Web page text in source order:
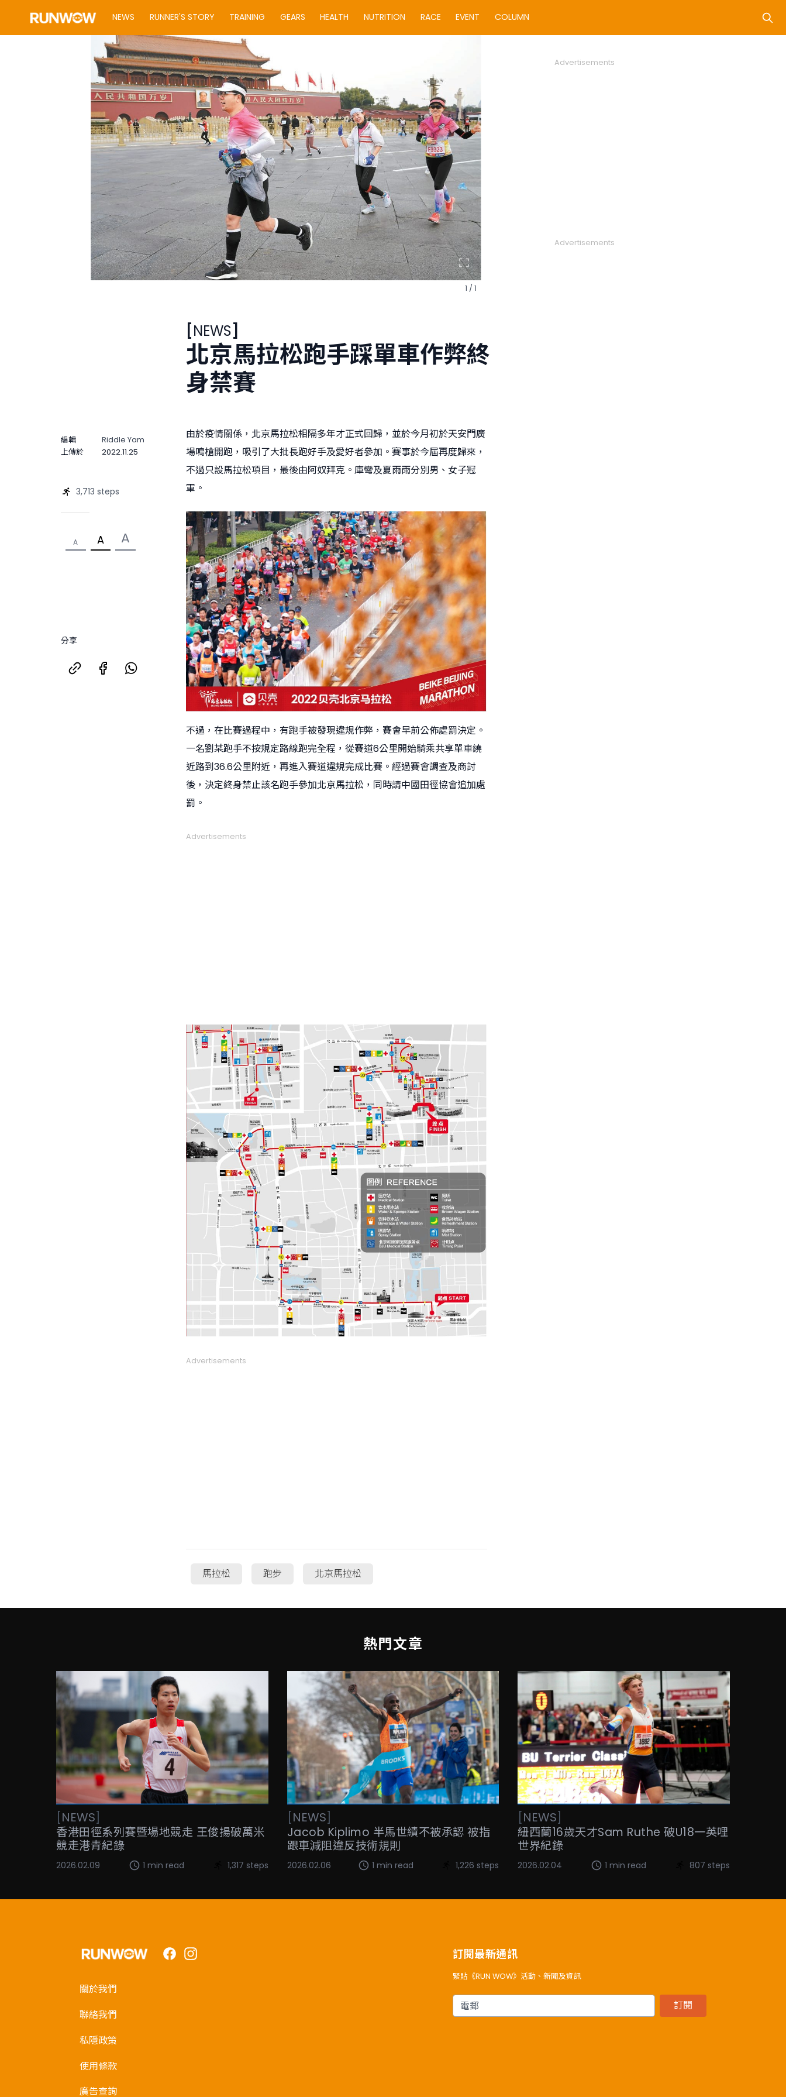
NEWS RUNNER'S STORY TRAINING GEARS HEALTH NUTRITION RACE EVENT COLUMN
1 / 1
[NEWS]
北京馬拉松跑手踩單車作弊終
身禁賽
編輯
Riddle Yam
上傳於
2022.11.25
3,713 steps
A A A
分享
由於疫情關係，北京馬拉松相隔多年才正式回歸，並於今月初於天安門廣
場鳴槍開跑，吸引了大批長跑好手及愛好者參加。賽事於今屆再度歸來，
不過只設馬拉松項目，最後由阿奴拜克。庫彎及夏雨雨分別男、女子冠
軍。
不過，在比賽過程中，有跑手被發現違規作弊，賽會早前公佈處罰決定。
一名劉某跑手不按規定路線跑完全程，從賽道6公里開始騎乘共享單車繞
近路到36.6公里附近，再進入賽道違規完成比賽。經過賽會調查及商討
後，決定終身禁止該名跑手參加北京馬拉松，同時請中國田徑協會追加處
罰。
Advertisements
Advertisements
馬拉松 跑步 北京馬拉松
Advertisements
Advertisements
熱門文章
[NEWS]
香港田徑系列賽暨場地競走 王俊揚破萬米
競走港青紀錄
2026.02.09 1 min read 1,317 steps
[NEWS]
Jacob Kiplimo 半馬世績不被承認 被指
跟車減阻違反技術規則
2026.02.06 1 min read 1,226 steps
[NEWS]
紐西蘭16歲天才Sam Ruthe 破U18一英哩
世界紀錄
2026.02.04 1 min read 807 steps
FacebookInstagram
關於我們
聯絡我們
私隱政策
使用條款
廣告查詢
訂閱最新通訊
緊貼《RUN WOW》活動、新聞及資訊
電郵 訂閱